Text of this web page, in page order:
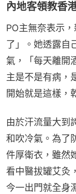
內地客領教香
PO主無奈表示
了」。她透露自
氣，「每天離
主是不是有病，
開始就是這樣，
由於汗流量大到
和吹冷氣。為了
件厚衛衣，雖然
看中醫拔罐艾灸
今一出門就全身